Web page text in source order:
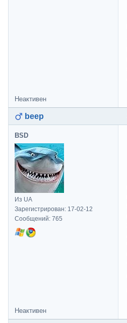
Неактивен
beep
BSD
Из UA
Зарегистрирован: 17-02-12
Сообщений: 765
Неактивен